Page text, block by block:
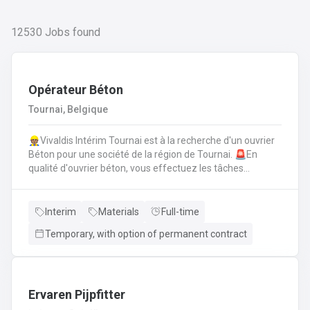
12530 Jobs found
Opérateur Béton
Tournai, Belgique
👷🏽Vivaldis Intérim Tournai est à la recherche d'un ouvrier
Béton pour une société de la région de Tournai. 🚨En
qualité d'ouvrier béton, vous effectuez les tâches
béton selon la fiche technique de fabrication.Décoffrage
tables de coffrages ainsi que des outils et de l'atelier.
Interim Materials
Full-time
Temporary, with option of permanent contract
Ervaren Pijpfitter